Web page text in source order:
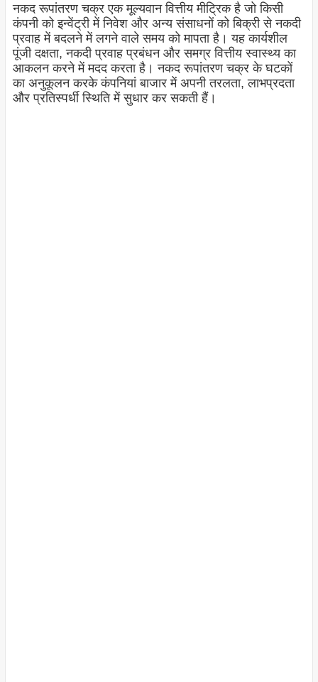
नकद रूपांतरण चक्र एक मूल्यवान वित्तीय मीट्रिक है जो किसी
कंपनी को इन्वेंट्री में निवेश और अन्य संसाधनों को बिक्री से नकदी
प्रवाह में बदलने में लगने वाले समय को मापता है। यह कार्यशील
पूंजी दक्षता, नकदी प्रवाह प्रबंधन और समग्र वित्तीय स्वास्थ्य का
आकलन करने में मदद करता है। नकद रूपांतरण चक्र के घटकों
का अनुकूलन करके कंपनियां बाजार में अपनी तरलता, लाभप्रदता
और प्रतिस्पर्धी स्थिति में सुधार कर सकती हैं।